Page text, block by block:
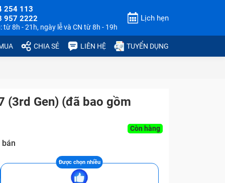
254 113
957 2222
từ 8h - 21h, ngày lễ và CN từ 8h - 19h
Lịch hẹn
CHIA SẺ LIÊN HỆ TUYỂN DỤNG
(3rd Gen) (đã bao gồm
Còn hàng